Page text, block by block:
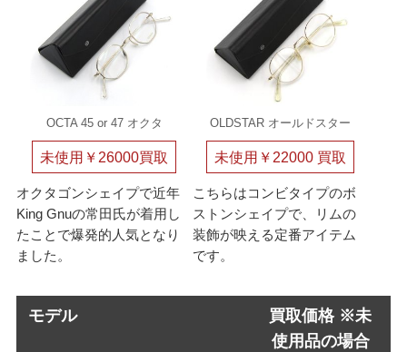
OCTA 45 or 47 オクタ
未使用￥26000買取
オクタゴンシェイプで近年
King Gnuの常田氏が着用し
たことで爆発的人気となり
ました。
OLDSTAR オールドスター
未使用￥22000 買取
こちらはコンビタイプのボ
ストンシェイプで、リムの
装飾が映える定番アイテム
です。
モデル
買取価格 ※未
使用品の場合